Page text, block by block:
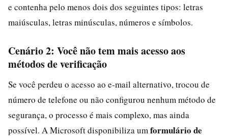
e contenha pelo menos dois dos seguintes tipos: letras
maiúsculas, letras minúsculas, números e símbolos.
Cenário 2: Você não tem mais acesso aos
métodos de verificação
Se você perdeu o acesso ao e-mail alternativo, trocou de
número de telefone ou não configurou nenhum método de
segurança, o processo é mais complexo, mas ainda
possível. A Microsoft disponibiliza um formulário de